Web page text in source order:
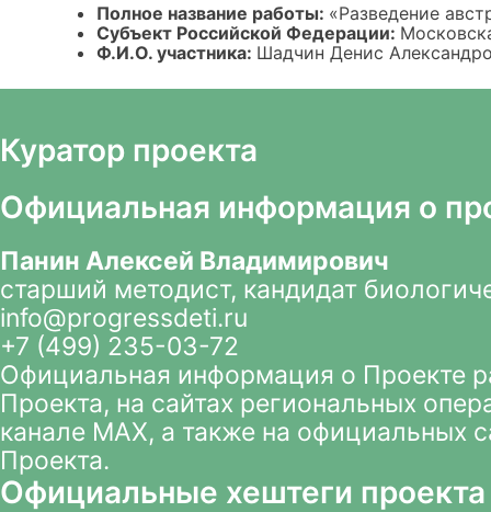
Полное название работы: «Разведение
Субъект Российской Федерации:
Ф.И.О. участника: Шадчин Денис
Куратор проекта
Официальная информация о
Панин Алексей Владимирович
старший методист, кандидат
info@progressdeti.ru
+7 (499) 235-03-72
Официальная информация о Проекте
Проекта, на сайтах региональных
канале MAX, а также на официальных
Проекта.
Официальные хештеги проекта